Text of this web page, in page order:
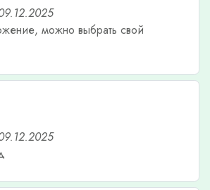
можно выбрать свой